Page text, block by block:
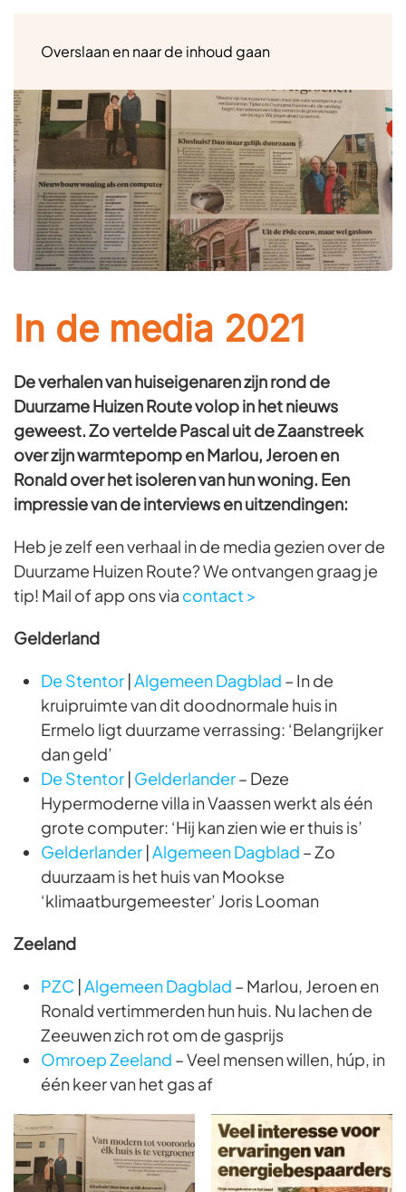
Overslaan en naar de inhoud gaan
In de media 2021
De verhalen van huiseigenaren zijn rond de
Duurzame Huizen Route volop in het nieuws
geweest. Zo vertelde Pascal uit de Zaanstreek
over zijn warmtepomp en Marlou, Jeroen en
Ronald over het isoleren van hun woning. Een
impressie van de interviews en uitzendingen:
Heb je zelf een verhaal in de media gezien over de
Duurzame Huizen Route? We ontvangen graag je
tip! Mail of app ons via contact >
Gelderland
De Stentor |Algemeen Dagblad – In de
kruipruimte van dit doodnormale huis in
Ermelo ligt duurzame verrassing: ‘Belangrijker
dan geld’
De Stentor | Gelderlander– Deze
Hypermoderne villa in Vaassen werkt als één
grote computer: ‘Hij kan zien wie er thuis is’
Gelderlander |Algemeen Dagblad – Zo
duurzaam is het huis van Mookse
‘klimaatburgemeester’ Joris Looman
Zeeland
PZC |Algemeen Dagblad – Marlou, Jeroen en
Ronald vertimmerden hun huis. Nu lachen de
Zeeuwen zich rot om de gasprijs
Omroep Zeeland – Veel mensen willen, húp, in
één keer van het gas af